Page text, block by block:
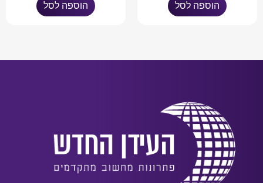
הוספה לסל הוספה לסל